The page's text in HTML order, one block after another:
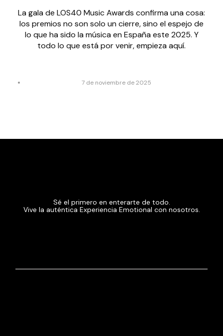
La gala de LOS40 Music Awards confirma una cosa:
los premios no son solo un cierre, sino el espejo de
lo que ha sido la música en España este 2025. Y
todo lo que está por venir, empieza aquí.
7 de noviembre de 2025
Sé el primero en enterarte de todo.
Vive la auténtica Experiencia Emotional con nosotros.